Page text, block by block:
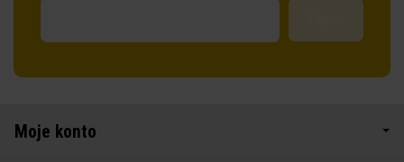
Moje konto